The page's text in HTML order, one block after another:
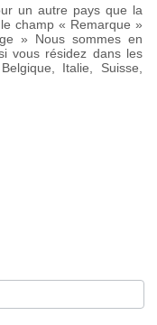
un autre pays que la
champ « Remarque »
» Nous sommes en
vous résidez dans les
Italie, Suisse,